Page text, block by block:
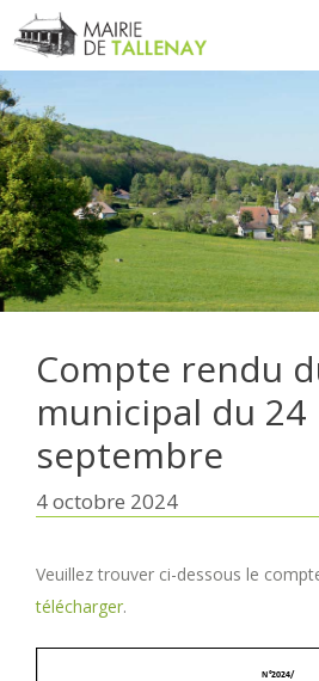
Aller
au
contenu
Compte rendu
municipal du 24
septembre
4 octobre 2024
Veuillez trouver ci-dessous le
télécharger.